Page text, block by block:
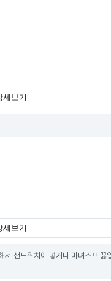
세보기
세보기
서 샌드위치에 넣거나 마녀스프 끓